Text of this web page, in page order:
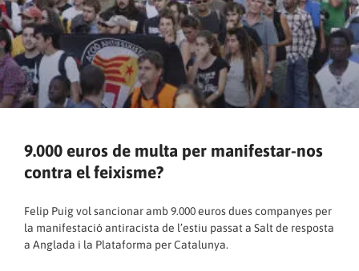
9.000 euros de multa per manifestar-nos
contra el feixisme?
Felip Puig vol sancionar amb 9.000 euros dues companyes per
la manifestació antiracista de l’estiu passat a Salt de resposta
a Anglada i la Plataforma per Catalunya.